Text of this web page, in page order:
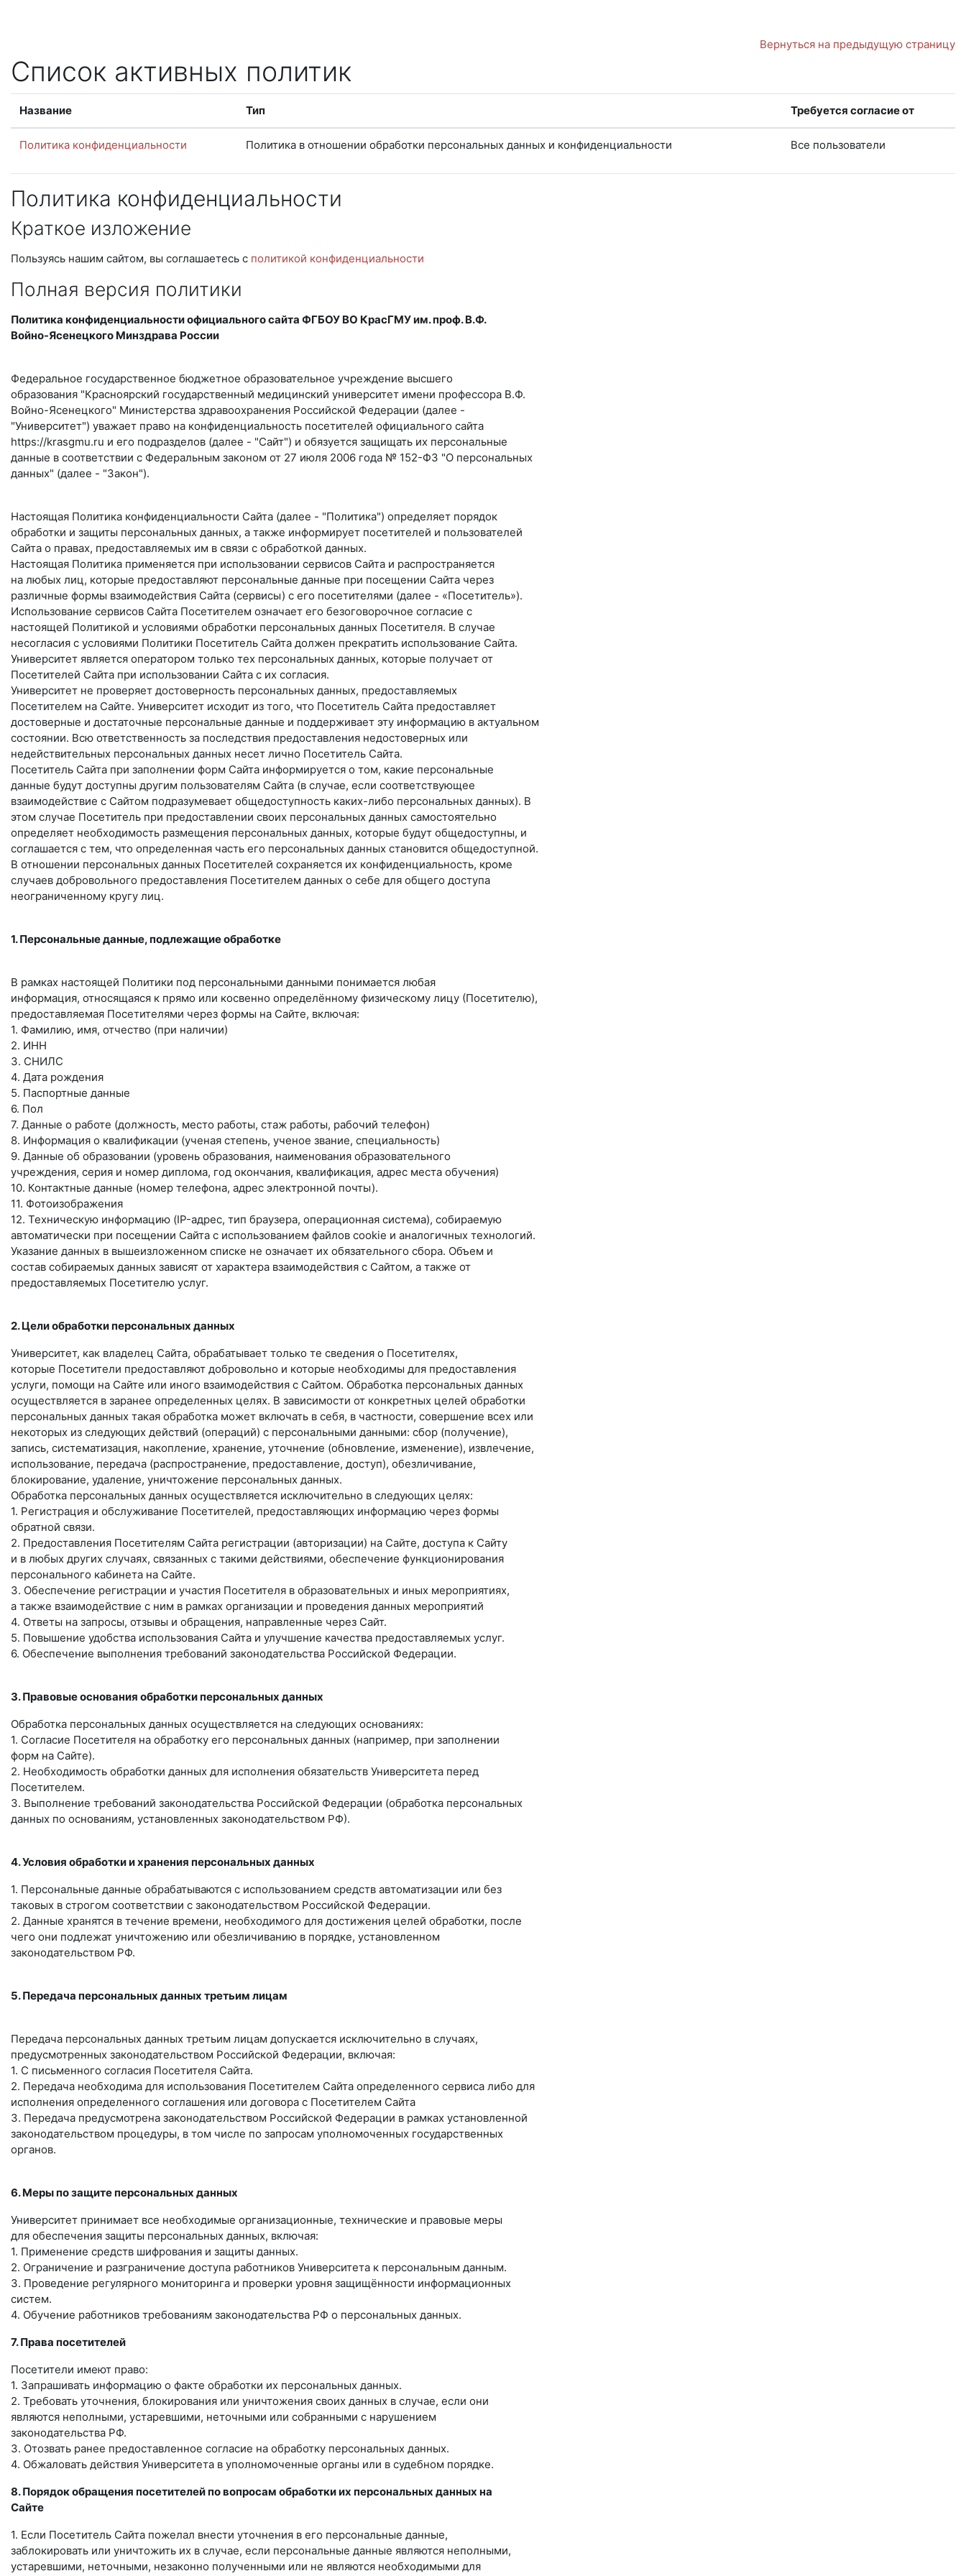
Вернуться на предыдущую страницу
Список активных политик
Название Тип Требуется согласие от
Политика конфиденциальности Политика в отношении обработки персональных данных и конфиденциальности Все пользователи
Политика конфиденциальности
Краткое изложение
Пользуясь нашим сайтом, вы соглашаетесь с политикой конфиденциальности
Полная версия политики
Политика конфиденциальности официального сайта ФГБОУ ВО КрасГМУ им. проф. В.Ф.
Войно-Ясенецкого Минздрава России
Федеральное государственное бюджетное образовательное учреждение высшего
образования "Красноярский государственный медицинский университет имени профессора В.Ф.
Войно-Ясенецкого" Министерства здравоохранения Российской Федерации (далее -
"Университет") уважает право на конфиденциальность посетителей официального сайта
https://krasgmu.ru и его подразделов (далее - "Сайт") и обязуется защищать их персональные
данные в соответствии с Федеральным законом от 27 июля 2006 года № 152-ФЗ "О персональных
данных" (далее - "Закон").
Настоящая Политика конфиденциальности Сайта (далее - "Политика") определяет порядок
обработки и защиты персональных данных, а также информирует посетителей и пользователей
Сайта о правах, предоставляемых им в связи с обработкой данных.
Настоящая Политика применяется при использовании сервисов Сайта и распространяется
на любых лиц, которые предоставляют персональные данные при посещении Сайта через
различные формы взаимодействия Сайта (сервисы) с его посетителями (далее - «Посетитель»).
Использование сервисов Сайта Посетителем означает его безоговорочное согласие с
настоящей Политикой и условиями обработки персональных данных Посетителя. В случае
несогласия с условиями Политики Посетитель Сайта должен прекратить использование Сайта.
Университет является оператором только тех персональных данных, которые получает от
Посетителей Сайта при использовании Сайта с их согласия.
Университет не проверяет достоверность персональных данных, предоставляемых
Посетителем на Сайте. Университет исходит из того, что Посетитель Сайта предоставляет
достоверные и достаточные персональные данные и поддерживает эту информацию в актуальном
состоянии. Всю ответственность за последствия предоставления недостоверных или
недействительных персональных данных несет лично Посетитель Сайта.
Посетитель Сайта при заполнении форм Сайта информируется о том, какие персональные
данные будут доступны другим пользователям Сайта (в случае, если соответствующее
взаимодействие с Сайтом подразумевает общедоступность каких-либо персональных данных). В
этом случае Посетитель при предоставлении своих персональных данных самостоятельно
определяет необходимость размещения персональных данных, которые будут общедоступны, и
соглашается с тем, что определенная часть его персональных данных становится общедоступной.
В отношении персональных данных Посетителей сохраняется их конфиденциальность, кроме
случаев добровольного предоставления Посетителем данных о себе для общего доступа
неограниченному кругу лиц.
1. Персональные данные, подлежащие обработке
В рамках настоящей Политики под персональными данными понимается любая
информация, относящаяся к прямо или косвенно определённому физическому лицу (Посетителю),
предоставляемая Посетителями через формы на Сайте, включая:
1. Фамилию, имя, отчество (при наличии)
2. ИНН
3. СНИЛС
4. Дата рождения
5. Паспортные данные
6. Пол
7. Данные о работе (должность, место работы, стаж работы, рабочий телефон)
8. Информация о квалификации (ученая степень, ученое звание, специальность)
9. Данные об образовании (уровень образования, наименования образовательного
учреждения, серия и номер диплома, год окончания, квалификация, адрес места обучения)
10. Контактные данные (номер телефона, адрес электронной почты).
11. Фотоизображения
12. Техническую информацию (IP-адрес, тип браузера, операционная система), собираемую
автоматически при посещении Сайта с использованием файлов cookie и аналогичных технологий.
Указание данных в вышеизложенном списке не означает их обязательного сбора. Объем и
состав собираемых данных зависят от характера взаимодействия с Сайтом, а также от
предоставляемых Посетителю услуг.
2. Цели обработки персональных данных
Университет, как владелец Сайта, обрабатывает только те сведения о Посетителях,
которые Посетители предоставляют добровольно и которые необходимы для предоставления
услуги, помощи на Сайте или иного взаимодействия с Сайтом. Обработка персональных данных
осуществляется в заранее определенных целях. В зависимости от конкретных целей обработки
персональных данных такая обработка может включать в себя, в частности, совершение всех или
некоторых из следующих действий (операций) с персональными данными: сбор (получение),
запись, систематизация, накопление, хранение, уточнение (обновление, изменение), извлечение,
использование, передача (распространение, предоставление, доступ), обезличивание,
блокирование, удаление, уничтожение персональных данных.
Обработка персональных данных осуществляется исключительно в следующих целях:
1. Регистрация и обслуживание Посетителей, предоставляющих информацию через формы
обратной связи.
2. Предоставления Посетителям Сайта регистрации (авторизации) на Сайте, доступа к Сайту
и в любых других случаях, связанных с такими действиями, обеспечение функционирования
персонального кабинета на Сайте.
3. Обеспечение регистрации и участия Посетителя в образовательных и иных мероприятиях,
а также взаимодействие с ним в рамках организации и проведения данных мероприятий
4. Ответы на запросы, отзывы и обращения, направленные через Сайт.
5. Повышение удобства использования Сайта и улучшение качества предоставляемых услуг.
6. Обеспечение выполнения требований законодательства Российской Федерации.
3. Правовые основания обработки персональных данных
Обработка персональных данных осуществляется на следующих основаниях:
1. Согласие Посетителя на обработку его персональных данных (например, при заполнении
форм на Сайте).
2. Необходимость обработки данных для исполнения обязательств Университета перед
Посетителем.
3. Выполнение требований законодательства Российской Федерации (обработка персональных
данных по основаниям, установленных законодательством РФ).
4. Условия обработки и хранения персональных данных
1. Персональные данные обрабатываются с использованием средств автоматизации или без
таковых в строгом соответствии с законодательством Российской Федерации.
2. Данные хранятся в течение времени, необходимого для достижения целей обработки, после
чего они подлежат уничтожению или обезличиванию в порядке, установленном
законодательством РФ.
5. Передача персональных данных третьим лицам
Передача персональных данных третьим лицам допускается исключительно в случаях,
предусмотренных законодательством Российской Федерации, включая:
1. С письменного согласия Посетителя Сайта.
2. Передача необходима для использования Посетителем Сайта определенного сервиса либо для
исполнения определенного соглашения или договора с Посетителем Сайта
3. Передача предусмотрена законодательством Российской Федерации в рамках установленной
законодательством процедуры, в том числе по запросам уполномоченных государственных
органов.
6. Меры по защите персональных данных
Университет принимает все необходимые организационные, технические и правовые меры
для обеспечения защиты персональных данных, включая:
1. Применение средств шифрования и защиты данных.
2. Ограничение и разграничение доступа работников Университета к персональным данным.
3. Проведение регулярного мониторинга и проверки уровня защищённости информационных
систем.
4. Обучение работников требованиям законодательства РФ о персональных данных.
7. Права посетителей
Посетители имеют право:
1. Запрашивать информацию о факте обработки их персональных данных.
2. Требовать уточнения, блокирования или уничтожения своих данных в случае, если они
являются неполными, устаревшими, неточными или собранными с нарушением
законодательства РФ.
3. Отозвать ранее предоставленное согласие на обработку персональных данных.
4. Обжаловать действия Университета в уполномоченные органы или в судебном порядке.
8. Порядок обращения посетителей по вопросам обработки их персональных данных на
Сайте
1. Если Посетитель Сайта пожелал внести уточнения в его персональные данные,
заблокировать или уничтожить их в случае, если персональные данные являются неполными,
устаревшими, неточными, незаконно полученными или не являются необходимыми для